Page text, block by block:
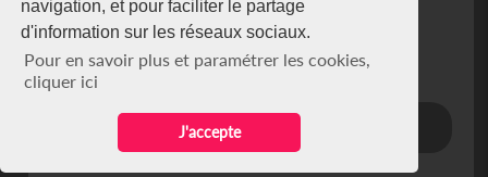
navigation, et pour faciliter le partage
d'information sur les réseaux sociaux.
Pour en savoir plus et paramétrer les cookies,
cliquer ici
J'accepte
Restez connecté via notre newsletter
S'abonner
Se désabonner